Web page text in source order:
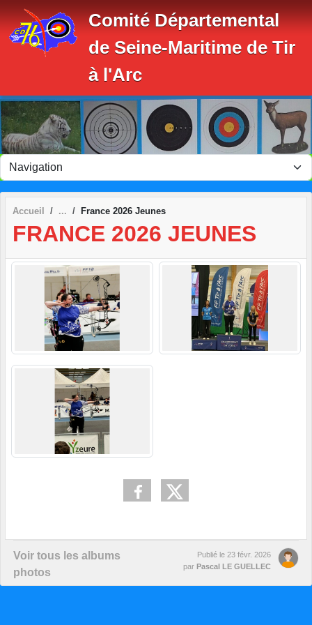
Comité Départemental
de Seine-Maritime de Tir
à l'Arc
Accueil France 2026 Jeunes
FRANCE 2026 JEUNES
Voir tous les albums
photos
Publié le 23 févr. 2026
par Pascal LE GUELLEC
Panneau de gestion des cookies